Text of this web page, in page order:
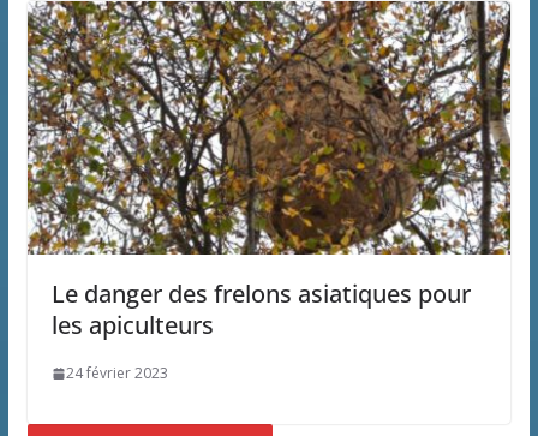
Le danger des frelons asiatiques pour
les apiculteurs
24 février 2023